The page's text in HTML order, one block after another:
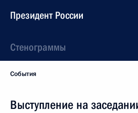
Президент России
Стенограммы
События
Выступление на